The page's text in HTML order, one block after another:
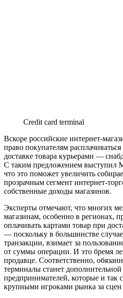
Credit card terminal
Вскоре российские интернет-
право покупателям
доставке товара курьерами —
С таким предложением выступил
что это поможет увеличить
прозрачным сегмент интернет-
собственные доходы магазинов.
Эксперты отмечают, что многих
магазинам, особенно в регионах,
оплачивать картами товар при
— поскольку в большинстве
транзакции, взимает за
от суммы операции. И это бремя
продавце. Соответственно,
терминалы станет дополнительной
предпринимателей, которые и так
крупными игроками рынка за